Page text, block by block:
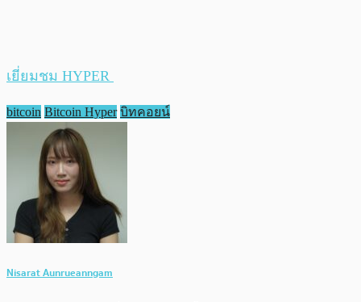
เยี่ยมชม HYPER
bitcoin Bitcoin Hyper บิทคอยน์
Nisarat Aunrueanngam